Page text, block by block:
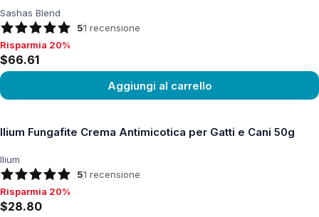
Sashas Blend
51 recensione
Risparmia 20%, $66.61
Risparmia 20%
$66.61
Aggiungi al carrello
Ilium Fungafite Crema Antimicotica per Gatti e Cani 50g
Ilium
51 recensione
Risparmia 20%, $28.80
Risparmia 20%
$28.80